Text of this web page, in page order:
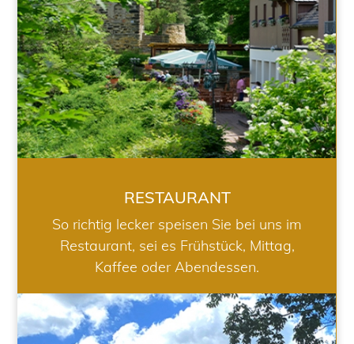
RESTAURANT
So richtig lecker speisen Sie bei uns im
Restaurant, sei es Frühstück, Mittag,
Kaffee oder Abendessen.